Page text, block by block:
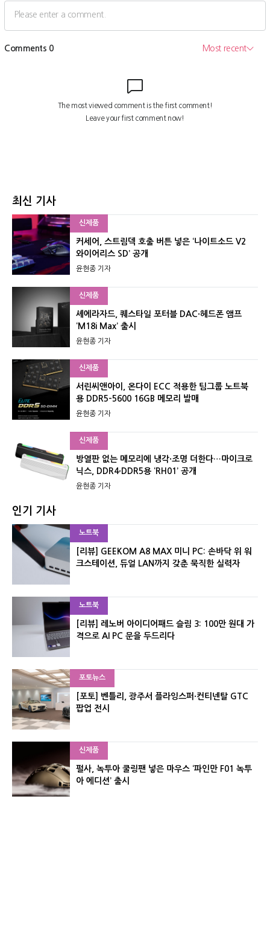
최신 기사
신제품
커세어, 스트림덱 호출 버튼 넣은 ‘나이트소드 V2
와이어리스 SD’ 공개
윤현종 기자
신제품
셰에라자드, 퀘스타일 포터블 DAC·헤드폰 앰프
‘M18i Max’ 출시
윤현종 기자
신제품
서린씨앤아이, 온다이 ECC 적용한 팀그룹 노트북
용 DDR5-5600 16GB 메모리 발매
윤현종 기자
신제품
방열판 없는 메모리에 냉각·조명 더한다…마이크로
닉스, DDR4·DDR5용 ‘RH01’ 공개
윤현종 기자
인기 기사
노트북
[리뷰] GEEKOM A8 MAX 미니 PC: 손바닥 위 워
크스테이션, 듀얼 LAN까지 갖춘 묵직한 실력자
노트북
[리뷰] 레노버 아이디어패드 슬림 3: 100만 원대 가
격으로 AI PC 문을 두드리다
포토뉴스
[포토] 벤틀리, 광주서 플라잉스퍼·컨티넨탈 GTC
팝업 전시
신제품
펄사, 녹투아 쿨링팬 넣은 마우스 ‘파인만 F01 녹투
아 에디션’ 출시